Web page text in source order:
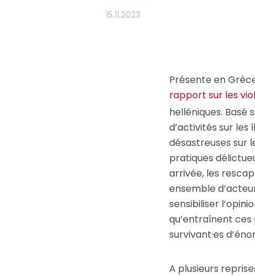
15.11.2023
Présente en
rapport sur les
helléniques. Basé
d’activités sur les
désastreuses sur
pratiques
arrivée, les
ensemble
sensibiliser
qu’entraînent ces
survivant·es
A plusieurs